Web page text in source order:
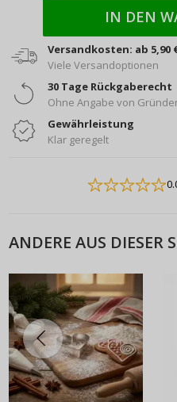
IN DEN
Versandkosten: ab 5,90
Viele Versandoptionen
30 Tage Rückgaberecht
Ohne Angabe von
Gewährleistung
Klar geregelt
ANDERE AUS DIESER